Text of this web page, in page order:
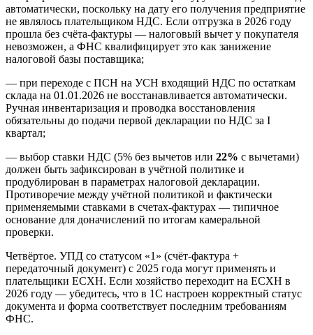
автоматически, поскольку на дату его получения предприятие
не являлось плательщиком НДС. Если отгрузка в 2026 году
прошла без счёта-фактуры — налоговый вычет у покупателя
невозможен, а ФНС квалифицирует это как занижение
налоговой базы поставщика;
— при переходе с ПСН на УСН входящий НДС по остаткам
склада на 01.01.2026 не восстанавливается автоматически.
Ручная инвентаризация и проводка восстановления
обязательны до подачи первой декларации по НДС за I
квартал;
— выбор ставки НДС (5% без вычетов или 22% с вычетами)
должен быть зафиксирован в учётной политике и
продублирован в параметрах налоговой декларации.
Противоречие между учётной политикой и фактически
применяемыми ставками в счетах-фактурах — типичное
основание для доначислений по итогам камеральной
проверки.
Четвёртое. УПД со статусом «1» (счёт-фактура +
передаточный документ) с 2025 года могут применять и
плательщики ЕСХН. Если хозяйство переходит на ЕСХН в
2026 году — убедитесь, что в 1С настроен корректный статус
документа и форма соответствует последним требованиям
ФНС.